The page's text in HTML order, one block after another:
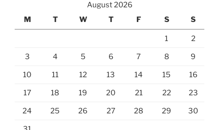
August 2026
M
T W T F S S
1 2
3 4 5 6 7 8 9
10 11 12 13 14 15 16
17 18 19 20 21 22 23
24 25 26 27 28 29 30